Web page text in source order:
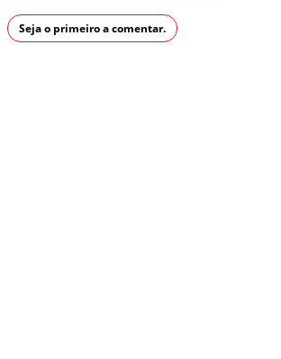
Seja o primeiro a comentar.